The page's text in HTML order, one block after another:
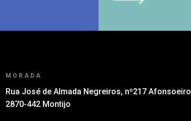
MORADA
Rua José de Almada Negreiros, nº217 Afonsoeiro
2870-442 Montijo